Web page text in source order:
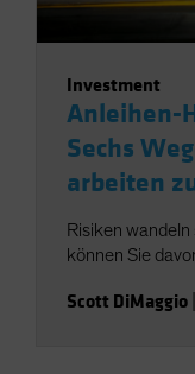
Investment
Anleihen-
Sechs
arbeiten
Risiken
können Sie
Scott DiMaggio